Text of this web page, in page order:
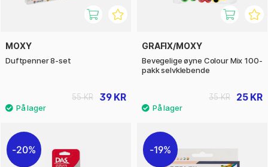
MOXY
Duftpenner 8-set
39 KR
55 KR
GRAFIX/MOXY
Bevegelige øyne Colour Mix 100-
pakk selvklebende
25 KR
35 KR
20% 19%